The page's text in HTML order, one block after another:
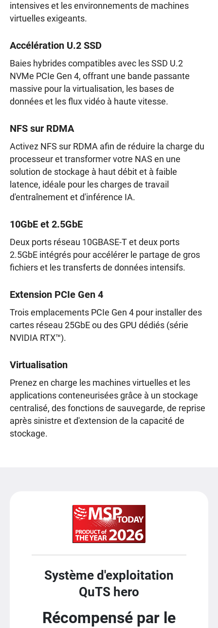
intensives et les environnements de machines
virtuelles exigeants.
Accélération U.2 SSD
Baies hybrides compatibles avec les SSD U.2
NVMe PCIe Gen 4, offrant une bande passante
massive pour la virtualisation, les bases de
données et les flux vidéo à haute vitesse.
NFS sur RDMA
Activez NFS sur RDMA afin de réduire la charge du
processeur et transformer votre NAS en une
solution de stockage à haut débit et à faible
latence, idéale pour les charges de travail
d'entraînement et d'inférence IA.
10GbE et 2.5GbE
Deux ports réseau 10GBASE-T et deux ports
2.5GbE intégrés pour accélérer le partage de gros
fichiers et les transferts de données intensifs.
Extension PCIe Gen 4
Trois emplacements PCIe Gen 4 pour installer des
cartes réseau 25GbE ou des GPU dédiés (série
NVIDIA RTX™).
Virtualisation
Prenez en charge les machines virtuelles et les
applications conteneurisées grâce à un stockage
centralisé, des fonctions de sauvegarde, de reprise
après sinistre et d'extension de la capacité de
stockage.
Système d'exploitation
QuTS hero
Récompensé par le